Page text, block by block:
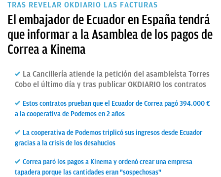
TRAS REVELAR OKDIARIO LAS FACTURAS
El embajador de Ecuador en España tendrá
que informar a la Asamblea de los pagos de
Correa a Kinema
La Cancillería atiende la petición del asambleísta Torres
Cobo el último día y tras publicar OKDIARIO los contratos
Estos contratos prueban que el Ecuador de Correa pagó 394.000 €
a la cooperativa de Podemos en 2 años
La cooperativa de Podemos triplicó sus ingresos desde Ecuador
gracias a la crisis de los desahucios
Correa paró los pagos a Kinema y ordenó crear una empresa
tapadera porque las cantidades eran "sospechosas"